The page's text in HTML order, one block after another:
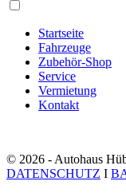
Startseite
Fahrzeuge
Zubehör-Shop
Service
Vermietung
Kontakt
© 2026 - Autohaus
DATENSCHUTZ I